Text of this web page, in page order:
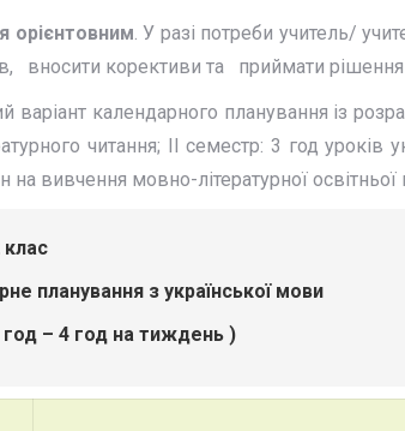
орієнтовним. У разі потреби учитель/
вносити корективи та приймати
календарного планування із
читання; ІІ семестр: 3 год
вивчення мовно-літературної
з української мови
год – 4 год на тиждень )